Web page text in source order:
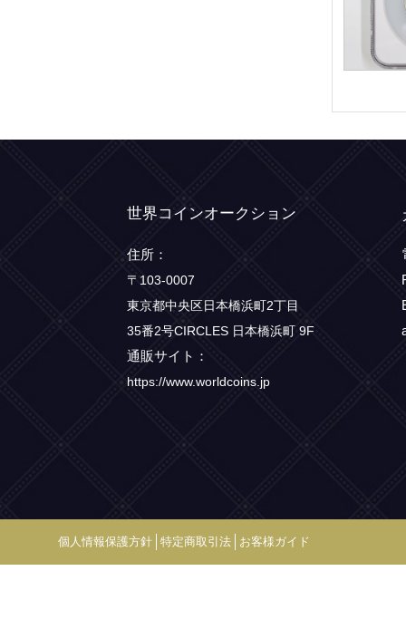
世界コインオークション
住所：
〒103-0007
東京都中央区日本橋浜町2丁目
35番2号CIRCLES 日本橋浜町 9F
通販サイト：
https://www.worldcoins.jp
個人情報保護方針 特定商取引法 お客様ガイド